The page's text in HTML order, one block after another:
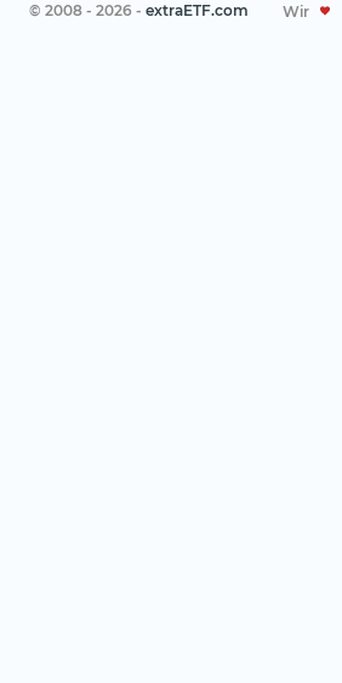
© 2008 - 2026 - extraETF.com Wir